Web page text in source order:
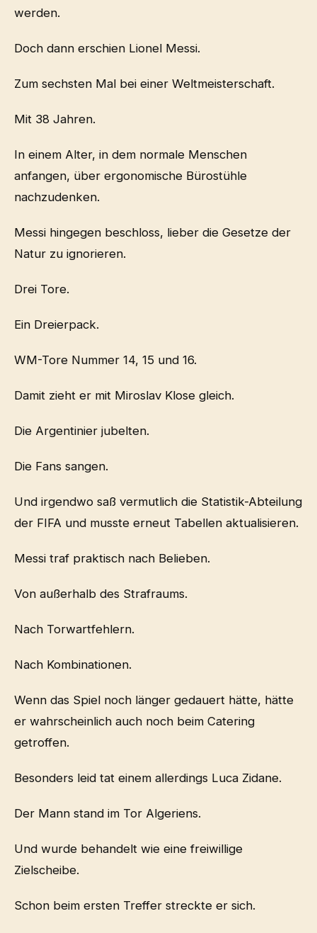
werden.
Doch dann erschien Lionel Messi.
Zum sechsten Mal bei einer Weltmeisterschaft.
Mit 38 Jahren.
In einem Alter, in dem normale Menschen
anfangen, über ergonomische Bürostühle
nachzudenken.
Messi hingegen beschloss, lieber die Gesetze der
Natur zu ignorieren.
Drei Tore.
Ein Dreierpack.
WM-Tore Nummer 14, 15 und 16.
Damit zieht er mit Miroslav Klose gleich.
Die Argentinier jubelten.
Die Fans sangen.
Und irgendwo saß vermutlich die Statistik-Abteilung
der FIFA und musste erneut Tabellen aktualisieren.
Messi traf praktisch nach Belieben.
Von außerhalb des Strafraums.
Nach Torwartfehlern.
Nach Kombinationen.
Wenn das Spiel noch länger gedauert hätte, hätte
er wahrscheinlich auch noch beim Catering
getroffen.
Besonders leid tat einem allerdings Luca Zidane.
Der Mann stand im Tor Algeriens.
Und wurde behandelt wie eine freiwillige
Zielscheibe.
Schon beim ersten Treffer streckte er sich.